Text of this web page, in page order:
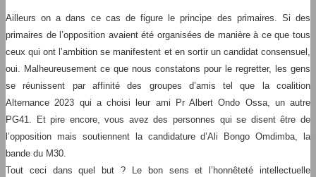
Ailleurs on a dans ce cas de figure le principe des primaires. Si des
primaires de l’opposition avaient été organisées de manière à ce que tous
ceux qui ont l’ambition se manifestent et en sortir un candidat consensuel,
oui. Malheureusement ce que nous constatons pour le regretter, les gens
se réunissent par affinité des groupes d’amis tel que la coalition
Alternance 2023 qui a choisi leur ami Pr Albert Ondo Ossa, un autre
PG41. Et pire encore, vous avez des personnes qui se disent être de
l’opposition mais soutiennent la candidature d’Ali Bongo Omdimba, la
bande du M30.
Tout ceci dans quel but ? Le bon sens et l’honnêteté intellectuelle